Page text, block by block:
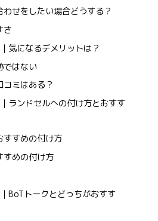
せをしたい場合どうする？
さ
気になるデメリットは？
ではない
コミはある？
ランドセルへの付け方とおすす
すすめの付け方
すめの付け方
BoTトークとどっちがおすす